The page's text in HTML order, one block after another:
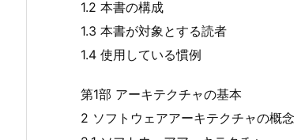
1.2 本書の構成
1.3 本書が対象とする読者
1.4 使用している慣例
第1部 アーキテクチャの基本
2 ソフトウェアアーキテクチャの概念